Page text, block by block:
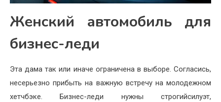
Женский автомобиль для
бизнес-леди
Эта дама так или иначе огра­ничена в выборе. Согласись,
несерьезно прибыть на важ­ную встречу на молодежном
хетчбэке. Бизнес-леди нужны строгийси­луэт,